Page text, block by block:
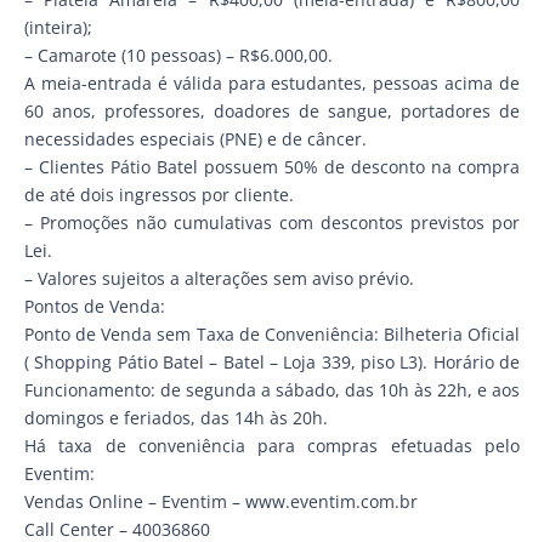
(inteira);
– Camarote (10 pessoas) – R$6.000,00.
A meia-entrada é válida para estudantes, pessoas acima de
60 anos, professores, doadores de sangue, portadores de
necessidades especiais (PNE) e de câncer.
– Clientes Pátio Batel possuem 50% de desconto na compra
de até dois ingressos por cliente.
– Promoções não cumulativas com descontos previstos por
Lei.
– Valores sujeitos a alterações sem aviso prévio.
Pontos de Venda:
Ponto de Venda sem Taxa de Conveniência: Bilheteria Oficial
( Shopping Pátio Batel – Batel – Loja 339, piso L3). Horário de
Funcionamento: de segunda a sábado, das 10h às 22h, e aos
domingos e feriados, das 14h às 20h.
Há taxa de conveniência para compras efetuadas pelo
Eventim:
Vendas Online – Eventim – www.eventim.com.br
Call Center – 40036860